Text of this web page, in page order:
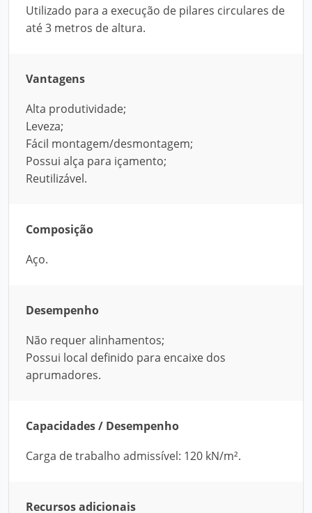
Utilizado para a execução de pilares circulares de
até 3 metros de altura.
Vantagens
Alta produtividade;
Leveza;
Fácil montagem/desmontagem;
Possui alça para içamento;
Reutilizável.
Composição
Aço.
Desempenho
Não requer alinhamentos;
Possui local definido para encaixe dos
aprumadores.
Capacidades / Desempenho
Carga de trabalho admissível: 120 kN/m².
Recursos adicionais